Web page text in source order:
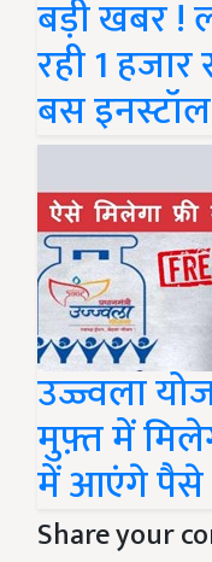
बड़ी खबर !
रही 1
बस
उज्ज्वला
मुफ़्त में
में आएंगे पैसे
Share your